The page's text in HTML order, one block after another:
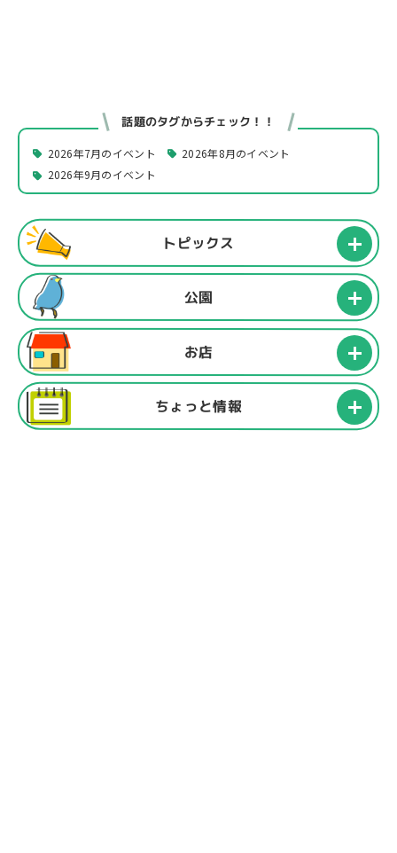
話題のタグからチェック！！
2026年7月のイベント
2026年8月のイベント
2026年9月のイベント
トピックス
公園
お店
ちょっと情報